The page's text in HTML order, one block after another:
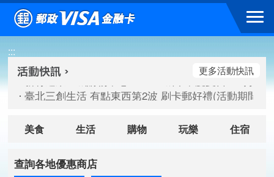
跳到主要內容區塊
:::
新竹遠東巨城購物中心 2026巨城年中慶夏日BIG好刷(
桃園大江國際購物中心 好饗去大江檔期(活動期間：
新竹遠東巨城購物中心 2026巨城年中慶夏日BIG好刷(
臺北三創生活 有點東西第2波 刷卡郵好禮(活動期間：
更多活動快訊
美食 生活 購物 玩樂 住宿
查詢各地優惠商店